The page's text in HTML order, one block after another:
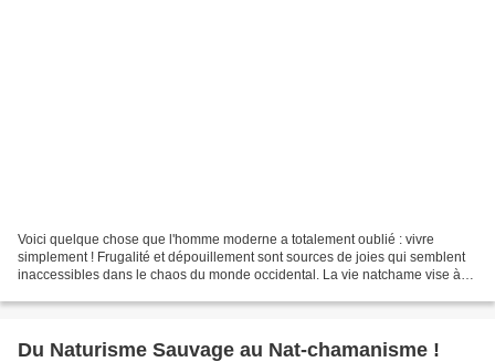
Voici quelque chose que l'homme moderne a totalement oublié : vivre
simplement ! Frugalité et dépouillement sont sources de joies qui semblent
inaccessibles dans le chaos du monde occidental. La vie natchame vise à
Du Naturisme Sauvage au Nat-chamanisme !